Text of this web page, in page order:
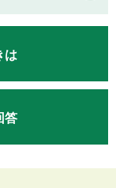
は
答